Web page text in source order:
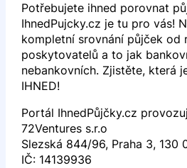
Potřebujete ihned porovnat
IhnedPujcky.cz je tu pro vás!
kompletní srovnání půjček od
poskytovatelů a to jak
nebankovních. Zjistěte, která
IHNED!
Portál IhnedPůjčky.cz
72Ventures s.r.o
Slezská 844/96, Praha 3, 130
IČ: 14139936